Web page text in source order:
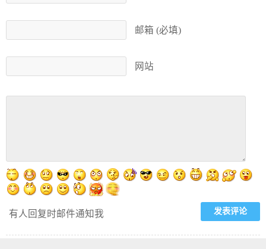
邮箱 (必填)
网站
有人回复时邮件通知我